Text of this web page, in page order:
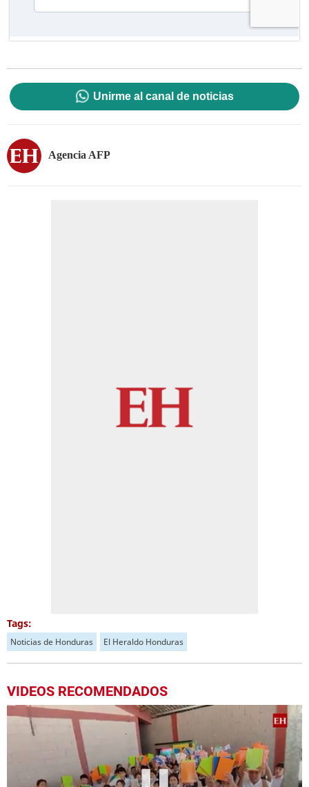
Unirme al canal de noticias
Agencia AFP
Tags:
Noticias de Honduras El Heraldo Honduras
VIDEOS RECOMENDADOS